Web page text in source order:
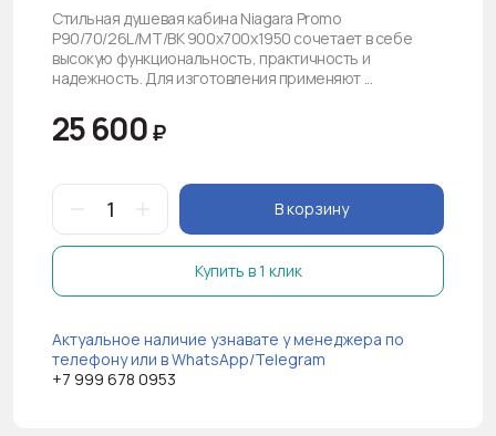
Стильная душевая кабина Niagara Promo
P90/70/26L/MT/BK 900х700х1950 сочетает в себе
высокую функциональность, практичность и
надежность. Для изготовления применяют ...
25 600₽
В корзину
Купить в 1 клик
Актуальное наличие узнавате у менеджера по
телефону или в WhatsApp/Telegram
+7 999 678 0953